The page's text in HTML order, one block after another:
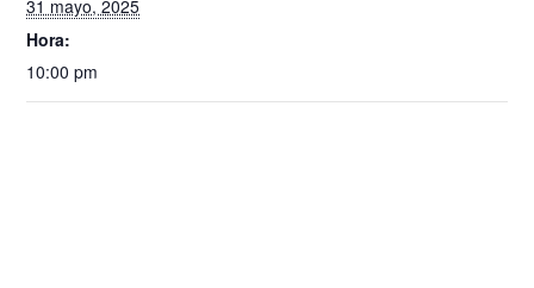
31 mayo, 2025
Hora:
10:00 pm